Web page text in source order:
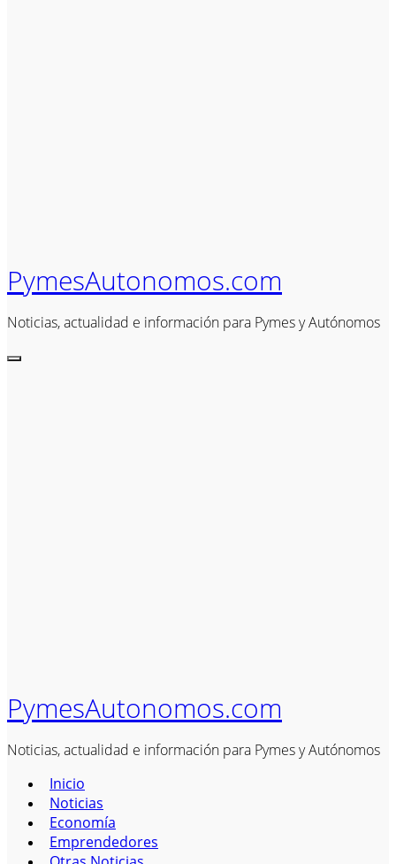
PymesAutonomos.com
Noticias, actualidad e información para Pymes y Autónomos
PymesAutonomos.com
Noticias, actualidad e información para Pymes y Autónomos
Inicio
Noticias
Economía
Emprendedores